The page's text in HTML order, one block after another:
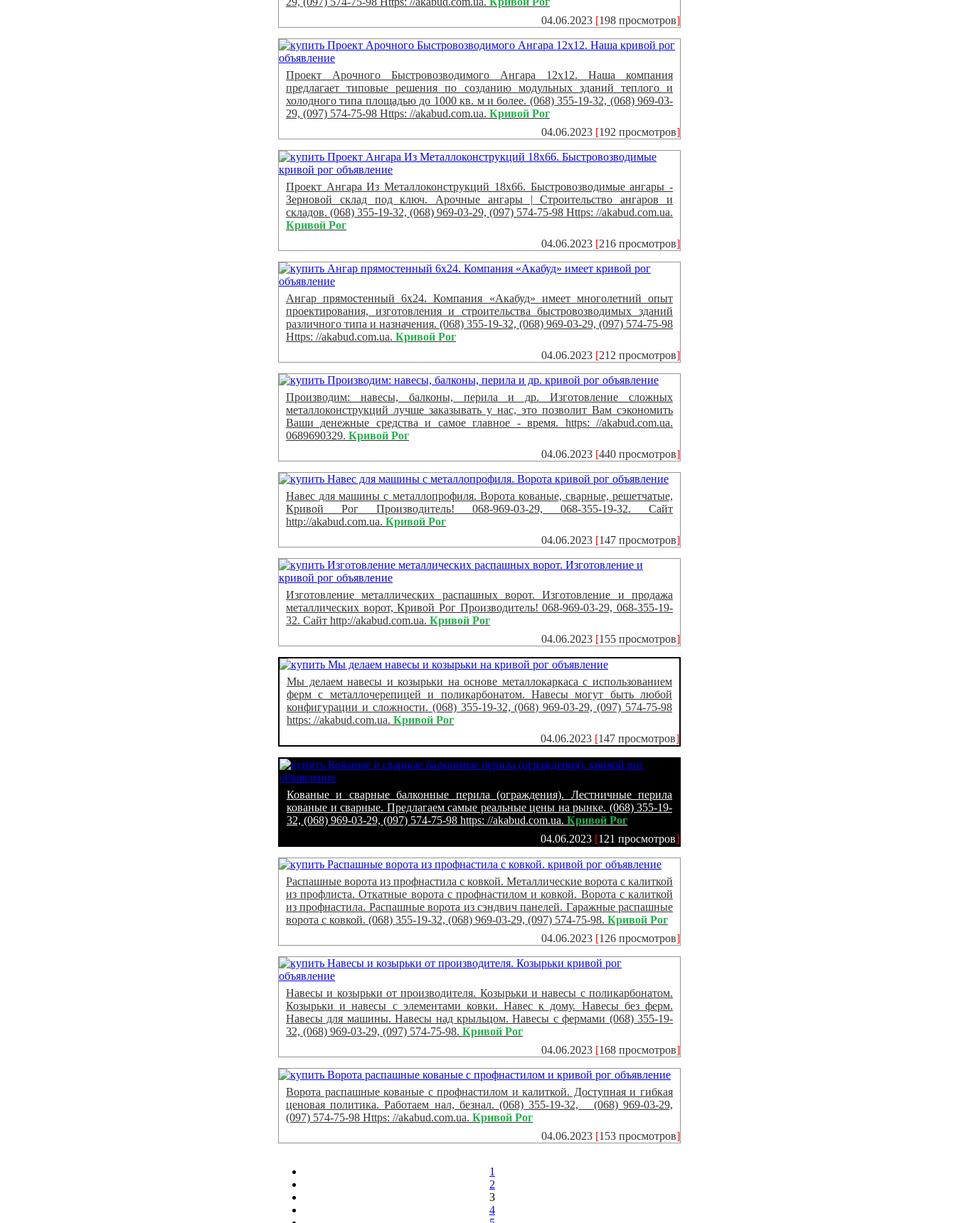
04.06.2023 [198 просмотров]
Проект Арочного Быстровозводимого Ангара 12x12. Наша компания
предлагает типовые решения по созданию модульных зданий теплого и
холодного типа площадью до 1000 кв. м и более. (068) 355-19-32, (068) 969-03-
29, (097) 574-75-98 Https: //akabud.com.ua. Кривой Рог
04.06.2023 [192 просмотров]
Проект Ангара Из Металлоконструкций 18х66. Быстровозводимые ангары -
Зерновой склад под ключ. Арочные ангары | Строительство ангаров и
складов. (068) 355-19-32, (068) 969-03-29, (097) 574-75-98 Https: //akabud.com.ua.
Кривой Рог
04.06.2023 [216 просмотров]
Ангар прямостенный 6x24. Компания «Акабуд» имеет многолетний опыт
проектирования, изготовления и строительства быстровозводимых зданий
различного типа и назначения. (068) 355-19-32, (068) 969-03-29, (097) 574-75-98
Https: //akabud.com.ua. Кривой Рог
04.06.2023 [212 просмотров]
Производим: навесы, балконы, перила и др. Изготовление сложных
металлоконструкций лучше заказывать у нас, это позволит Вам сэкономить
Ваши денежные средства и самое главное - время. https: //akabud.com.ua.
0689690329. Кривой Рог
04.06.2023 [440 просмотров]
Навес для машины с металлопрофиля. Ворота кованые, сварные, решетчатые,
Кривой Рог Производитель! 068-969-03-29, 068-355-19-32. Сайт
http://akabud.com.ua. Кривой Рог
04.06.2023 [147 просмотров]
Изготовление металлических распашных ворот. Изготовление и продажа
металлических ворот, Кривой Рог Производитель! 068-969-03-29, 068-355-19-
32. Сайт http://akabud.com.ua. Кривой Рог
04.06.2023 [155 просмотров]
Мы делаем навесы и козырьки на основе металлокаркаса с использованием
ферм с металлочерепицей и поликарбонатом. Навесы могут быть любой
конфигурации и сложности. (068) 355-19-32, (068) 969-03-29, (097) 574-75-98
https: //akabud.com.ua. Кривой Рог
04.06.2023 [147 просмотров]
Кованые и сварные балконные перила (ограждения). Лестничные перила
кованые и сварные. Предлагаем самые реальные цены на рынке. (068) 355-19-
32, (068) 969-03-29, (097) 574-75-98 https: //akabud.com.ua. Кривой Рог
04.06.2023 [121 просмотров]
Распашные ворота из профнастила с ковкой. Металлические ворота с калиткой
из профлиста. Откатные ворота с профнастилом и ковкой. Ворота с калиткой
из профнастила. Распашные ворота из сэндвич панелей. Гаражные распашные
ворота с ковкой. (068) 355-19-32, (068) 969-03-29, (097) 574-75-98. Кривой Рог
04.06.2023 [126 просмотров]
Навесы и козырьки от производителя. Козырьки и навесы с поликарбонатом.
Козырьки и навесы с элементами ковки. Навес к дому. Навесы без ферм.
Навесы для машины. Навесы над крыльцом. Навесы с фермами (068) 355-19-
32, (068) 969-03-29, (097) 574-75-98. Кривой Рог
04.06.2023 [168 просмотров]
Ворота распашные кованые с профнастилом и калиткой. Доступная и гибкая
ценовая политика. Работаем нал, безнал. (068) 355-19-32, (068) 969-03-29,
(097) 574-75-98 Https: //akabud.com.ua. Кривой Рог
04.06.2023 [153 просмотров]
1
2
3
4